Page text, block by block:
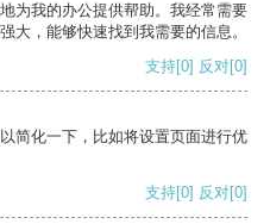
为我的办公提供帮助。我经常需要
大，能够快速找到我需要的信息。
支持[0] 反对[0]
简化一下，比如将设置页面进行优
支持[0] 反对[0]